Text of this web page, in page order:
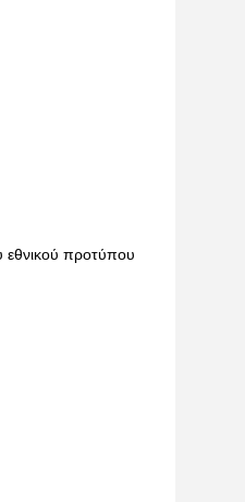
εθνικού προτύπου